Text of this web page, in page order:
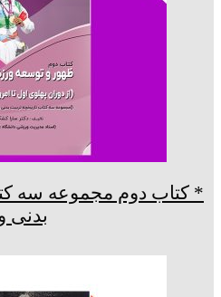
* کتاب دوم مجموعه سه
بدنی